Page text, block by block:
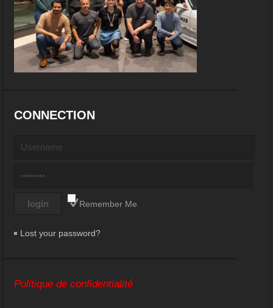
CONNECTION
Remember Me
Lost your password?
Politique de confidentialité